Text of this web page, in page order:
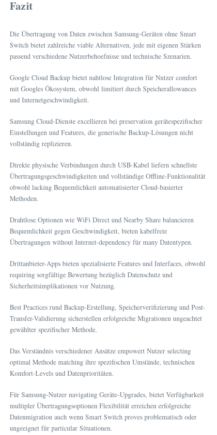
Fazit
Die Übertragung von Daten zwischen Samsung-Geräten ohne Smart
Switch bietet zahlreiche viable Alternativen, jede mit eigenen Stärken
passend verschiedene Nutzerbehoefnisse und technische Szenarien.
Google Cloud Backup bietet nahtlose Integration für Nutzer comfort
mit Googles Ökosystem, obwohl limitiert durch Speicherallowances
und Internetgeschwindigkeit.
Samsung Cloud-Dienste excellieren bei preservation gerätespezifischer
Einstellungen und Features, die generische Backup-Lösungen nicht
vollständig replizieren.
Direkte physische Verbindungen durch USB-Kabel liefern schnellste
Übertragungsgeschwindigkeiten und vollständige Offline-Funktionalität
obwohl lacking Bequemlichkeit automatisierter Cloud-basierter
Methoden.
Drahtlose Optionen wie WiFi Direct und Nearby Share balancieren
Bequemlichkeit gegen Geschwindigkeit, bieten kabelfreie
Übertragungen without Internet-dependency für many Datentypen.
Drittanbieter-Apps bieten spezialisierte Features und Interfaces, obwohl
requiring sorgfältige Bewertung bezüglich Datenschutz und
Sicherheitsimplikationen vor Nutzung.
Best Practices rund Backup-Erstellung, Speicherverifizierung und Post-
Transfer-Validierung sicherstellen erfolgreiche Migrationen ungeachtet
gewählter spezifischer Methode.
Das Verständnis verschiedener Ansätze empowert Nutzer selecting
optimal Methode matching ihre spezifischen Umstände, technischen
Komfort-Levels und Datenprioritäten.
Für Samsung-Nutzer navigating Geräte-Upgrades, bietet Verfügbarkeit
multipler Übertragungsoptionen Flexibilität erreichen erfolgreiche
Datenmigration auch wenn Smart Switch proves problematisch oder
ungeeignet für particular Situationen.